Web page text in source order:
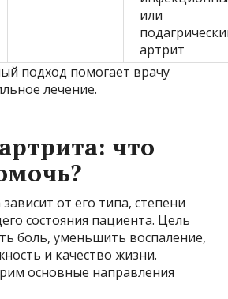
или
артрит
подход помогает врачу
лечение.
что
от его типа, степени
состояния пациента. Цель
боль, уменьшить воспаление,
и качество жизни.
основные направления